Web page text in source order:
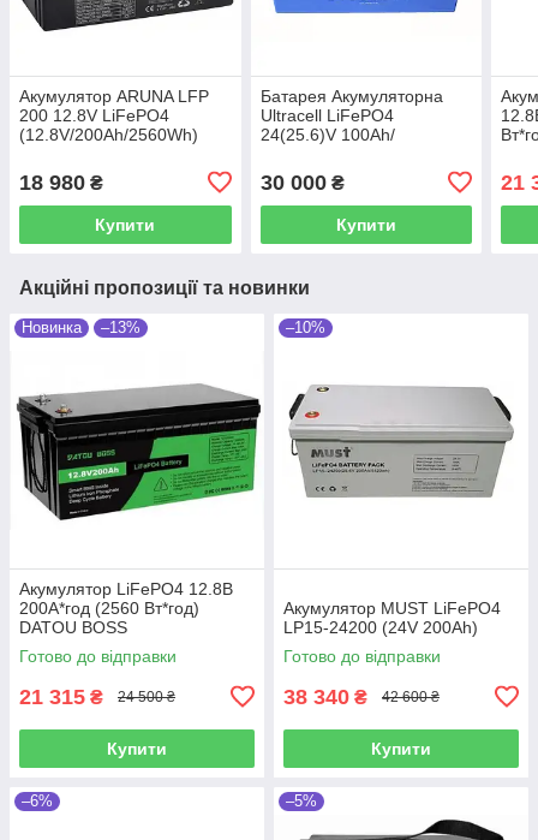
Акумулятор ARUNA LFP
200 12.8V LiFePO4
(12.8V/200Ah/2560Wh)
акумулятор для ДБЖ
(UPS))
18 980 ₴
Купити
Батарея Акумуляторна
Ultracell LiFePO4
24(25.6)V 100Ah/
30 000₴
Купити
21
Акційні пропозиції та новинки
Новинка –13%
Акумулятор LiFePO4 12.8В
200А*год (2560 Вт*год)
DATOU BOSS
Готово до відправки
21 315 ₴ 24 500 ₴
Купити
–10%
Акумулятор MUST LiFePO4
LP15-24200 (24V 200Ah)
Готово до відправки
38 340 ₴ 42 600 ₴
Купити
–6% –5%